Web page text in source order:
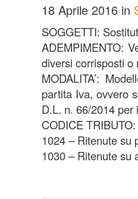
18 Aprile 2016 in
SOGGETTI:
ADEMPIMENTO:
diversi corrisposti
MODALITA’:
partita Iva, ovvero
D.L. n. 66/2014
CODICE TRIBUTO:
1024 – Ritenute su
1030 – Ritenute su